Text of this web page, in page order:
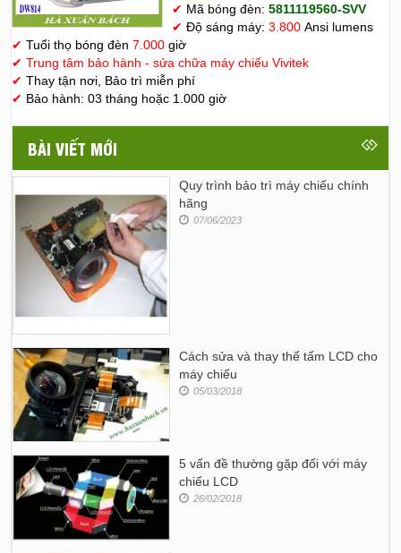
✔ Mã bóng đèn: 5811119560-SVV
✔ Độ sáng máy: 3.800Ansi lumens
✔ Tuổi thọ bóng đèn 7.000 giờ
✔ Trung tâm bảo hành - sửa chữa máy chiếu Vivitek
✔ Thay tận nơi, Bảo trì miễn phí
✔ Bảo hành: 03 tháng hoặc 1.000 giờ
BÀI VIẾT MỚI
Quy trình bảo trì máy chiếu chính
hãng
07/06/2023
Cách sửa và thay thế tấm LCD cho
máy chiếu
05/03/2018
5 vấn đề thường gặp đối với máy
chiếu LCD
26/02/2018